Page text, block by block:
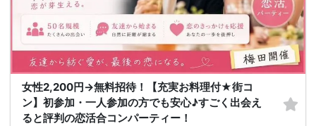
女性2,200円→無料招待！【充実お料理付★街コ
ン】初参加・一人参加の方でも安心♪すごく出会え
ると評判の恋活合コンパーティー！